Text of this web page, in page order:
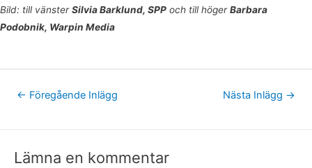
Bild: till vänsterSilvia Barklund, SPP och till högerBarbara
Podobnik, Warpin Media
← Föregående Inlägg Nästa Inlägg →
Lämna en kommentar